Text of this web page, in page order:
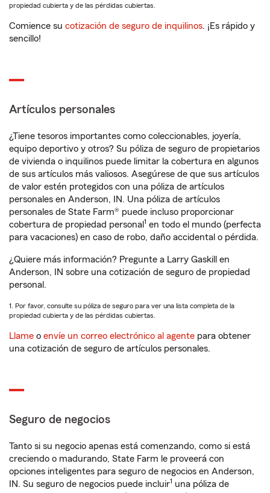
propiedad cubierta y de las pérdidas cubiertas.
Comience su cotización de seguro de inquilinos. ¡Es rápido y
sencillo!
Artículos personales
¿Tiene tesoros importantes como coleccionables, joyería,
equipo deportivo y otros? Su póliza de seguro de propietarios
de vivienda o inquilinos puede limitar la cobertura en algunos
de sus artículos más valiosos. Asegúrese de que sus artículos
de valor estén protegidos con una póliza de artículos
personales en Anderson, IN. Una póliza de artículos
personales de State Farm® puede incluso proporcionar
cobertura de propiedad personal 1 en todo el mundo (perfecta
para vacaciones) en caso de robo, daño accidental o pérdida.
¿Quiere más información? Pregunte a Larry Gaskill en
Anderson, IN sobre una cotización de seguro de propiedad
personal.
1. Por favor, consulte su póliza de seguro para ver una lista completa de la
propiedad cubierta y de las pérdidas cubiertas.
Llame o envíe un correo electrónico al agente para obtener
una cotización de seguro de artículos personales.
Seguro de negocios
Tanto si su negocio apenas está comenzando, como si está
creciendo o madurando, State Farm le proveerá con
opciones inteligentes para seguro de negocios en Anderson,
IN. Su seguro de negocios puede incluir1 una póliza de